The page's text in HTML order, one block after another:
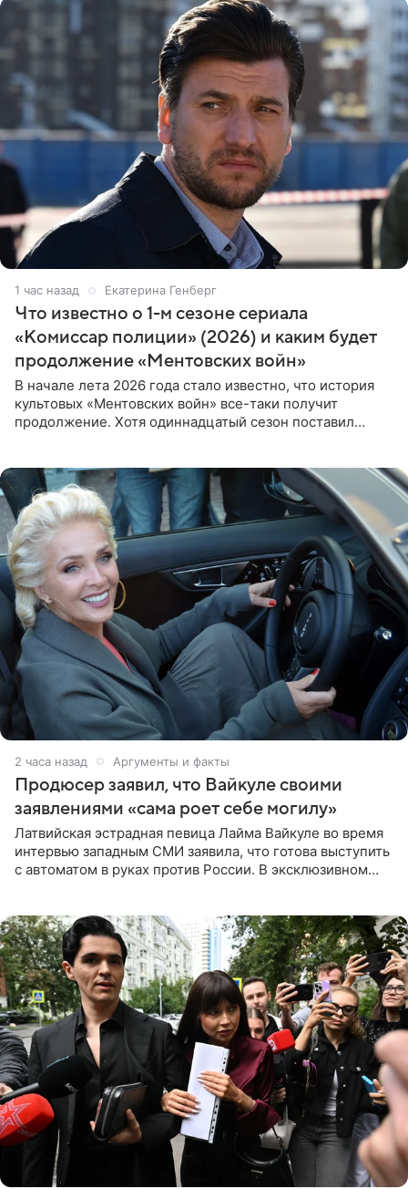
1 час назад Екатерина Генберг
Что известно о 1-м сезоне сериала
«Комиссар полиции» (2026) и каким будет
продолжение «Ментовских войн»
В начале лета 2026 года стало известно, что история
культовых «Ментовских войн» все-таки получит
продолжение. Хотя одиннадцатый сезон поставил
2 часа назад Аргументы и факты
Продюсер заявил, что Вайкуле своими
заявлениями «сама роет себе могилу»
Латвийская эстрадная певица Лайма Вайкуле во время
интервью западным СМИ заявила, что готова выступить
с автоматом в руках против России. В эксклюзивном